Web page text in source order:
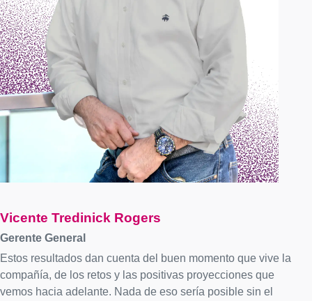
Vicente Tredinick Rogers
Gerente General
Estos resultados dan cuenta del buen momento que vive la
compañía, de los retos y las positivas proyecciones que
vemos hacia adelante. Nada de eso sería posible sin el